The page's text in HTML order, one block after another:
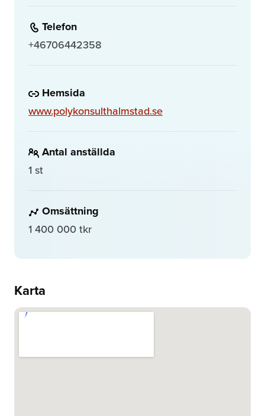
Telefon
+46706442358
Hemsida
www.polykonsulthalmstad.se
Antal anställda
1 st
Omsättning
1 400 000 tkr
Karta